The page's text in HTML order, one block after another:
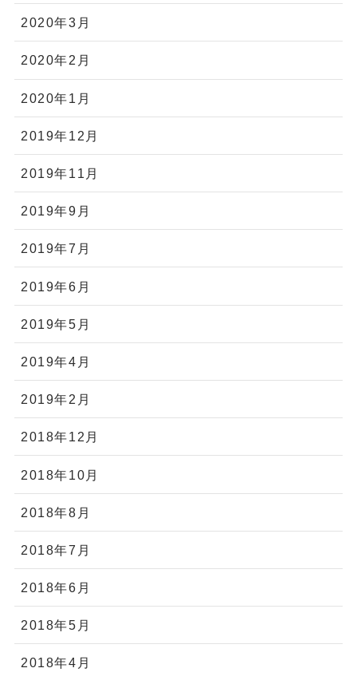
2020年3月
2020年2月
2020年1月
2019年12月
2019年11月
2019年9月
2019年7月
2019年6月
2019年5月
2019年4月
2019年2月
2018年12月
2018年10月
2018年8月
2018年7月
2018年6月
2018年5月
2018年4月